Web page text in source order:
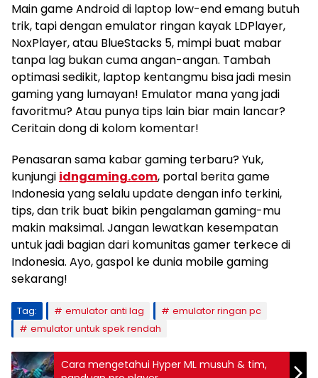
Main game Android di laptop low-end emang butuh
trik, tapi dengan emulator ringan kayak LDPlayer,
NoxPlayer, atau BlueStacks 5, mimpi buat mabar
tanpa lag bukan cuma angan-angan. Tambah
optimasi sedikit, laptop kentangmu bisa jadi mesin
gaming yang lumayan! Emulator mana yang jadi
favoritmu? Atau punya tips lain biar main lancar?
Ceritain dong di kolom komentar!
Penasaran sama kabar gaming terbaru? Yuk,
kunjungi idngaming.com, portal berita game
Indonesia yang selalu update dengan info terkini,
tips, dan trik buat bikin pengalaman gaming-mu
makin maksimal. Jangan lewatkan kesempatan
untuk jadi bagian dari komunitas gamer terkece di
Indonesia. Ayo, gaspol ke dunia mobile gaming
sekarang!
Tag: emulator anti lag
emulator ringan pc
emulator untuk spek rendah
Cara mengetahui Hyper ML musuh & tim,